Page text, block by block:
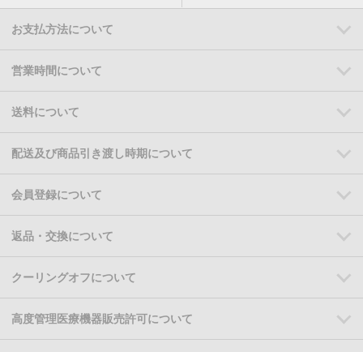
お支払方法について
営業時間について
送料について
配送及び商品引き渡し時期について
会員登録について
返品・交換について
クーリングオフについて
高度管理医療機器販売許可について